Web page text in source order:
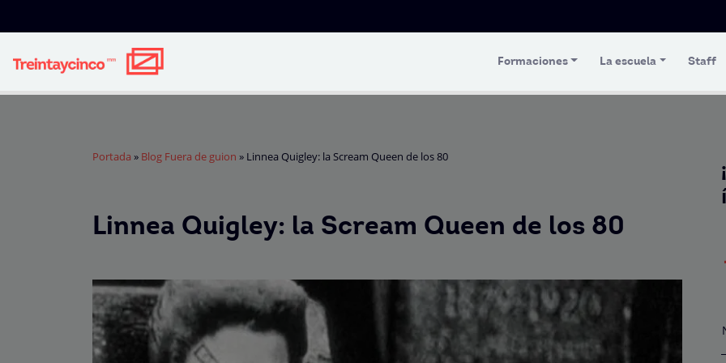
Formaciones La escuela Staff
Portada » Blog Fuera de guion » Linnea Quigley: la Scream Queen de los 80
Linnea Quigley: la Scream Queen de los 80